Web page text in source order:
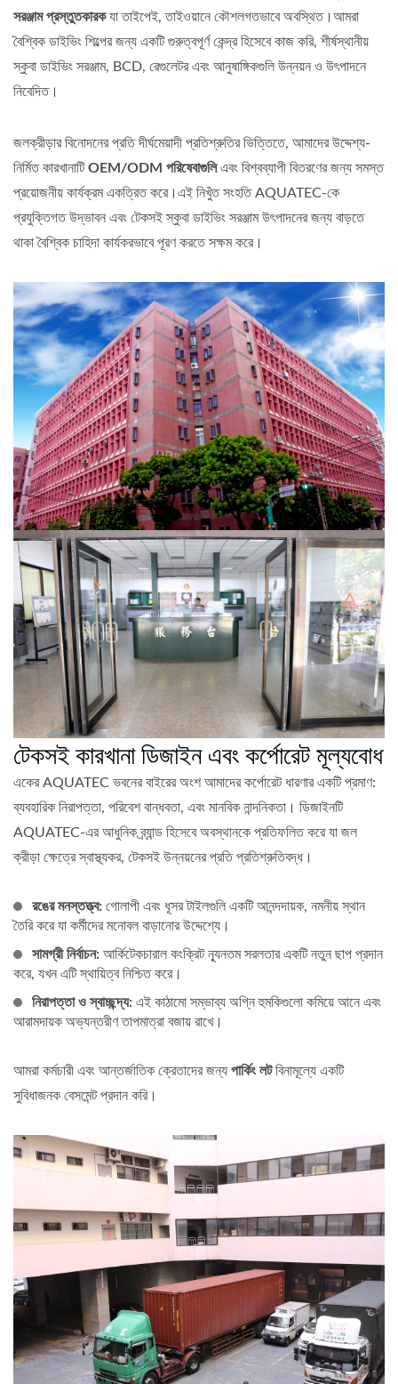
সরঞ্জাম প্রস্তুতকারকযা তাইপেই, তাইওয়ানে কৌশলগতভাবে অবস্থিত।আমরা
বৈশ্বিক ডাইভিং শিল্পের জন্য একটি গুরুত্বপূর্ণ কেন্দ্র হিসেবে কাজ করি, শীর্ষস্থানীয়
স্কুবা ডাইভিং সরঞ্জাম, BCD, রেগুলেটর এবং আনুষাঙ্গিকগুলি উন্নয়ন ও উৎপাদনে
নিবেদিত।
জলক্রীড়ার বিনোদনের প্রতি দীর্ঘমেয়াদী প্রতিশ্রুতির ভিত্তিতে, আমাদের উদ্দেশ্য-
নির্মিত কারখানাটিOEM/ODM পরিষেবাগুলিএবং বিশ্বব্যাপী বিতরণের জন্য সমস্ত
প্রয়োজনীয় কার্যক্রম একত্রিত করে।এই নিখুঁত সংহতি AQUATEC-কে
প্রযুক্তিগত উদ্ভাবন এবং টেকসই স্কুবা ডাইভিং সরঞ্জাম উৎপাদনের জন্য বাড়তে
থাকা বৈশ্বিক চাহিদা কার্যকরভাবে পূরণ করতে সক্ষম করে।
টেকসই কারখানা ডিজাইন এবং কর্পোরেট মূল্যবোধ
একের AQUATEC ভবনের বাইরের অংশ আমাদের কর্পোরেট ধারণার একটি প্রমাণ:
ব্যবহারিক নিরাপত্তা, পরিবেশ বান্ধবতা, এবং মানবিক নান্দনিকতা। ডিজাইনটি
AQUATEC-এর আধুনিক ব্র্যান্ড হিসেবে অবস্থানকে প্রতিফলিত করে যা জল
ক্রীড়া ক্ষেত্রে স্বাস্থ্যকর, টেকসই উন্নয়নের প্রতি প্রতিশ্রুতিবদ্ধ।
রঙের মনস্তত্ত্ব: গোলাপী এবং ধূসর টাইলগুলি একটি আনন্দদায়ক, নমনীয় স্থান
তৈরি করে যা কর্মীদের মনোবল বাড়ানোর উদ্দেশ্যে।
সামগ্রী নির্বাচন: আর্কিটেকচারাল কংক্রিট ন্যূনতম সরলতার একটি নতুন ছাপ প্রদান
করে, যখন এটি স্থায়িত্ব নিশ্চিত করে।
নিরাপত্তা ও স্বাচ্ছন্দ্য: এই কাঠামো সম্ভাব্য অগ্নি হুমকিগুলো কমিয়ে আনে এবং
আরামদায়ক অভ্যন্তরীণ তাপমাত্রা বজায় রাখে।
আমরা কর্মচারী এবং আন্তর্জাতিক ক্রেতাদের জন্য পার্কিং লটবিনামূল্যে একটি
সুবিধাজনক বেসমেন্ট প্রদান করি।